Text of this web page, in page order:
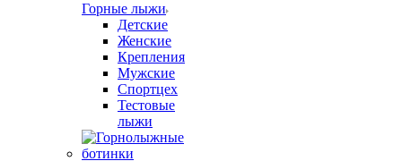
Горные лыжи
Детские
Женские
Крепления
Мужские
Спортцех
Тестовые
лыжи